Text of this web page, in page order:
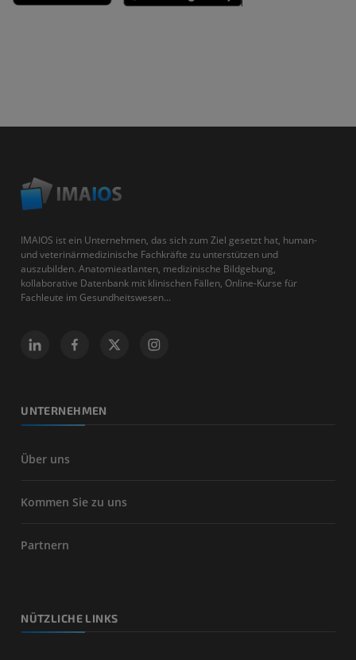
IMAIOS ist ein Unternehmen, das sich zum Ziel gesetzt hat, human-
und veterinärmedizinische Fachkräfte zu unterstützen und
auszubilden. Anatomieatlanten, medizinische Bildgebung,
kollaborative Datenbank mit klinischen Fällen, Online-Kurse für
Fachleute im Gesundheitswesen...
UNTERNEHMEN
Über uns
Kommen Sie zu uns
Partnern
NÜTZLICHE LINKS